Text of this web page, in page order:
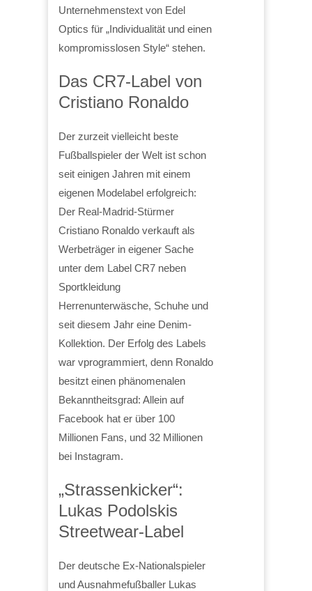
Unternehmenstext von Edel
Optics für „Individualität und einen
kompromisslosen Style“ stehen.
Das CR7-Label von
Cristiano Ronaldo
Der zurzeit vielleicht beste
Fußballspieler der Welt ist schon
seit einigen Jahren mit einem
eigenen Modelabel erfolgreich:
Der Real-Madrid-Stürmer
Cristiano Ronaldo verkauft als
Werbeträger in eigener Sache
unter dem Label CR7 neben
Sportkleidung
Herrenunterwäsche, Schuhe und
seit diesem Jahr eine Denim-
Kollektion. Der Erfolg des Labels
war vprogrammiert, denn Ronaldo
besitzt einen phänomenalen
Bekanntheitsgrad: Allein auf
Facebook hat er über 100
Millionen Fans, und 32 Millionen
bei Instagram.
„Strassenkicker“:
Lukas Podolskis
Streetwear-Label
Der deutsche Ex-Nationalspieler
und Ausnahmefußballer Lukas